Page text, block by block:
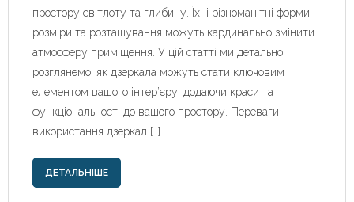
простору світлоту та глибину. Їхні різноманітні форми,
розміри та розташування можуть кардинально змінити
атмосферу приміщення. У цій статті ми детально
розглянемо, як дзеркала можуть стати ключовим
елементом вашого інтер’єру, додаючи краси та
функціональності до вашого простору. Переваги
використання дзеркал […]
ДЕТАЛЬНІШЕ